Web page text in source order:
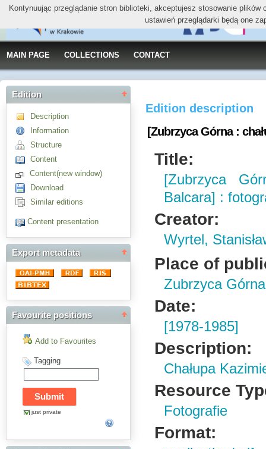
MAIN PAGE COLLECTIONS CONTACT
Edition
Description
Information
Structure
Content
Content(new window)
Download
Similar editions
Content presentation
Export metadata
Favourite positions
Add to Favourites
Tagging
just private
Edition description
[Zubrzyca Górna :
Title:
[Zubrzyca
Balcara] :
Creator:
Wyrtel,
Place of
Zubrzyca Górna
Date:
[1978-1985]
Description:
Chałupa
Resource
Fotografie
Format:
Kontynuując przeglądanie stron biblioteki, akceptujesz stosowanie
ustawień przeglądarki będą one